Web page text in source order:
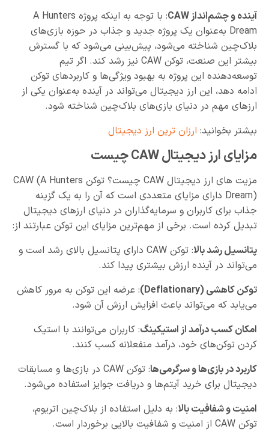
آینده و چشم‌انداز CAW
: با توجه به اینکه پروژه A Hunters
Dream به‌عنوان یک پروژه جدید و جذاب در حوزه بازی‌های
بلاک‌چین شناخته می‌شود، پیش‌بینی می‌شود که با گسترش
بیشتر این صنعت، توکن CAW نیز رشد کند. اگر تیم
توسعه‌دهنده این پروژه به بهبود ویژگی‌ها و کاربردهای توکن
ادامه دهد، این ارز دیجیتال می‌تواند در آینده به‌عنوان یکی از
ارزهای مهم در دنیای بازی‌های بلاک‌چین شناخته شود.
بیشتر بخوانید: ارزان ترین ارز دیجیتال
مزایای ارز دیجیتال CAW چیست
مزیت های ارز دیجیتال CAW چیست؟ توکن CAW (A Hunters
Dream) دارای مزایای متعددی است که آن را به یک گزینه
جذاب برای کاربران و سرمایه‌گذاران در دنیای ارزهای دیجیتال
تبدیل کرده است. برخی از مهم‌ترین مزایای این توکن عبارتند از:
پتانسیل رشد بالا
: توکن CAW دارای پتانسیل بالای رشد است و
می‌تواند در آینده ارزش بیشتری پیدا کند.
توکن کاهشی(Deflationary)
: عرضه این توکن به مرور کاهش
می‌یابد که می‌تواند باعث افزایش ارزش آن شود.
امکان کسب درآمد از استیکینگ: کاربران می‌توانند با استیک
کردن توکن‌های خود، درآمد منفعلانه کسب کنند.
کاربرد در بازی‌ها و سرگرمی‌ها
: توکن CAW در بازی‌ها و مسابقات
دیجیتال برای خرید آیتم‌ها و دریافت جوایز استفاده می‌شود.
امنیت و شفافیت بالا: به دلیل استفاده از بلاک‌چین اتریوم،
توکن CAW از امنیت و شفافیت بالایی برخوردار است.